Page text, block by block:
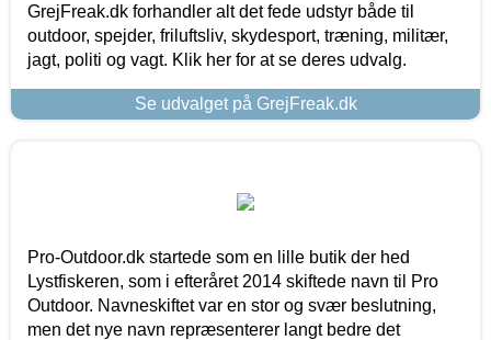
GrejFreak.dk forhandler alt det fede udstyr både til
outdoor, spejder, friluftsliv, skydesport, træning, militær,
jagt, politi og vagt. Klik her for at se deres udvalg.
Se udvalget på GrejFreak.dk
Pro-Outdoor.dk startede som en lille butik der hed
Lystfiskeren, som i efteråret 2014 skiftede navn til Pro
Outdoor. Navneskiftet var en stor og svær beslutning,
men det nye navn repræsenterer langt bedre det